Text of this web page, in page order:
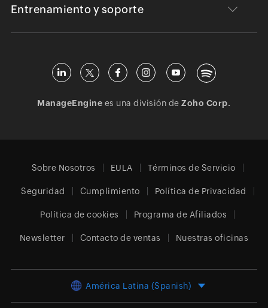
Entrenamiento y soporte
ManageEngine es una división deZoho Corp.
Sobre Nosotros EULA Términos de Servicio
Seguridad Cumplimiento Política de Privacidad
Política de cookies Programa de Afiliados
Newsletter Contacto de ventas Nuestras oficinas
América Latina (Spanish)